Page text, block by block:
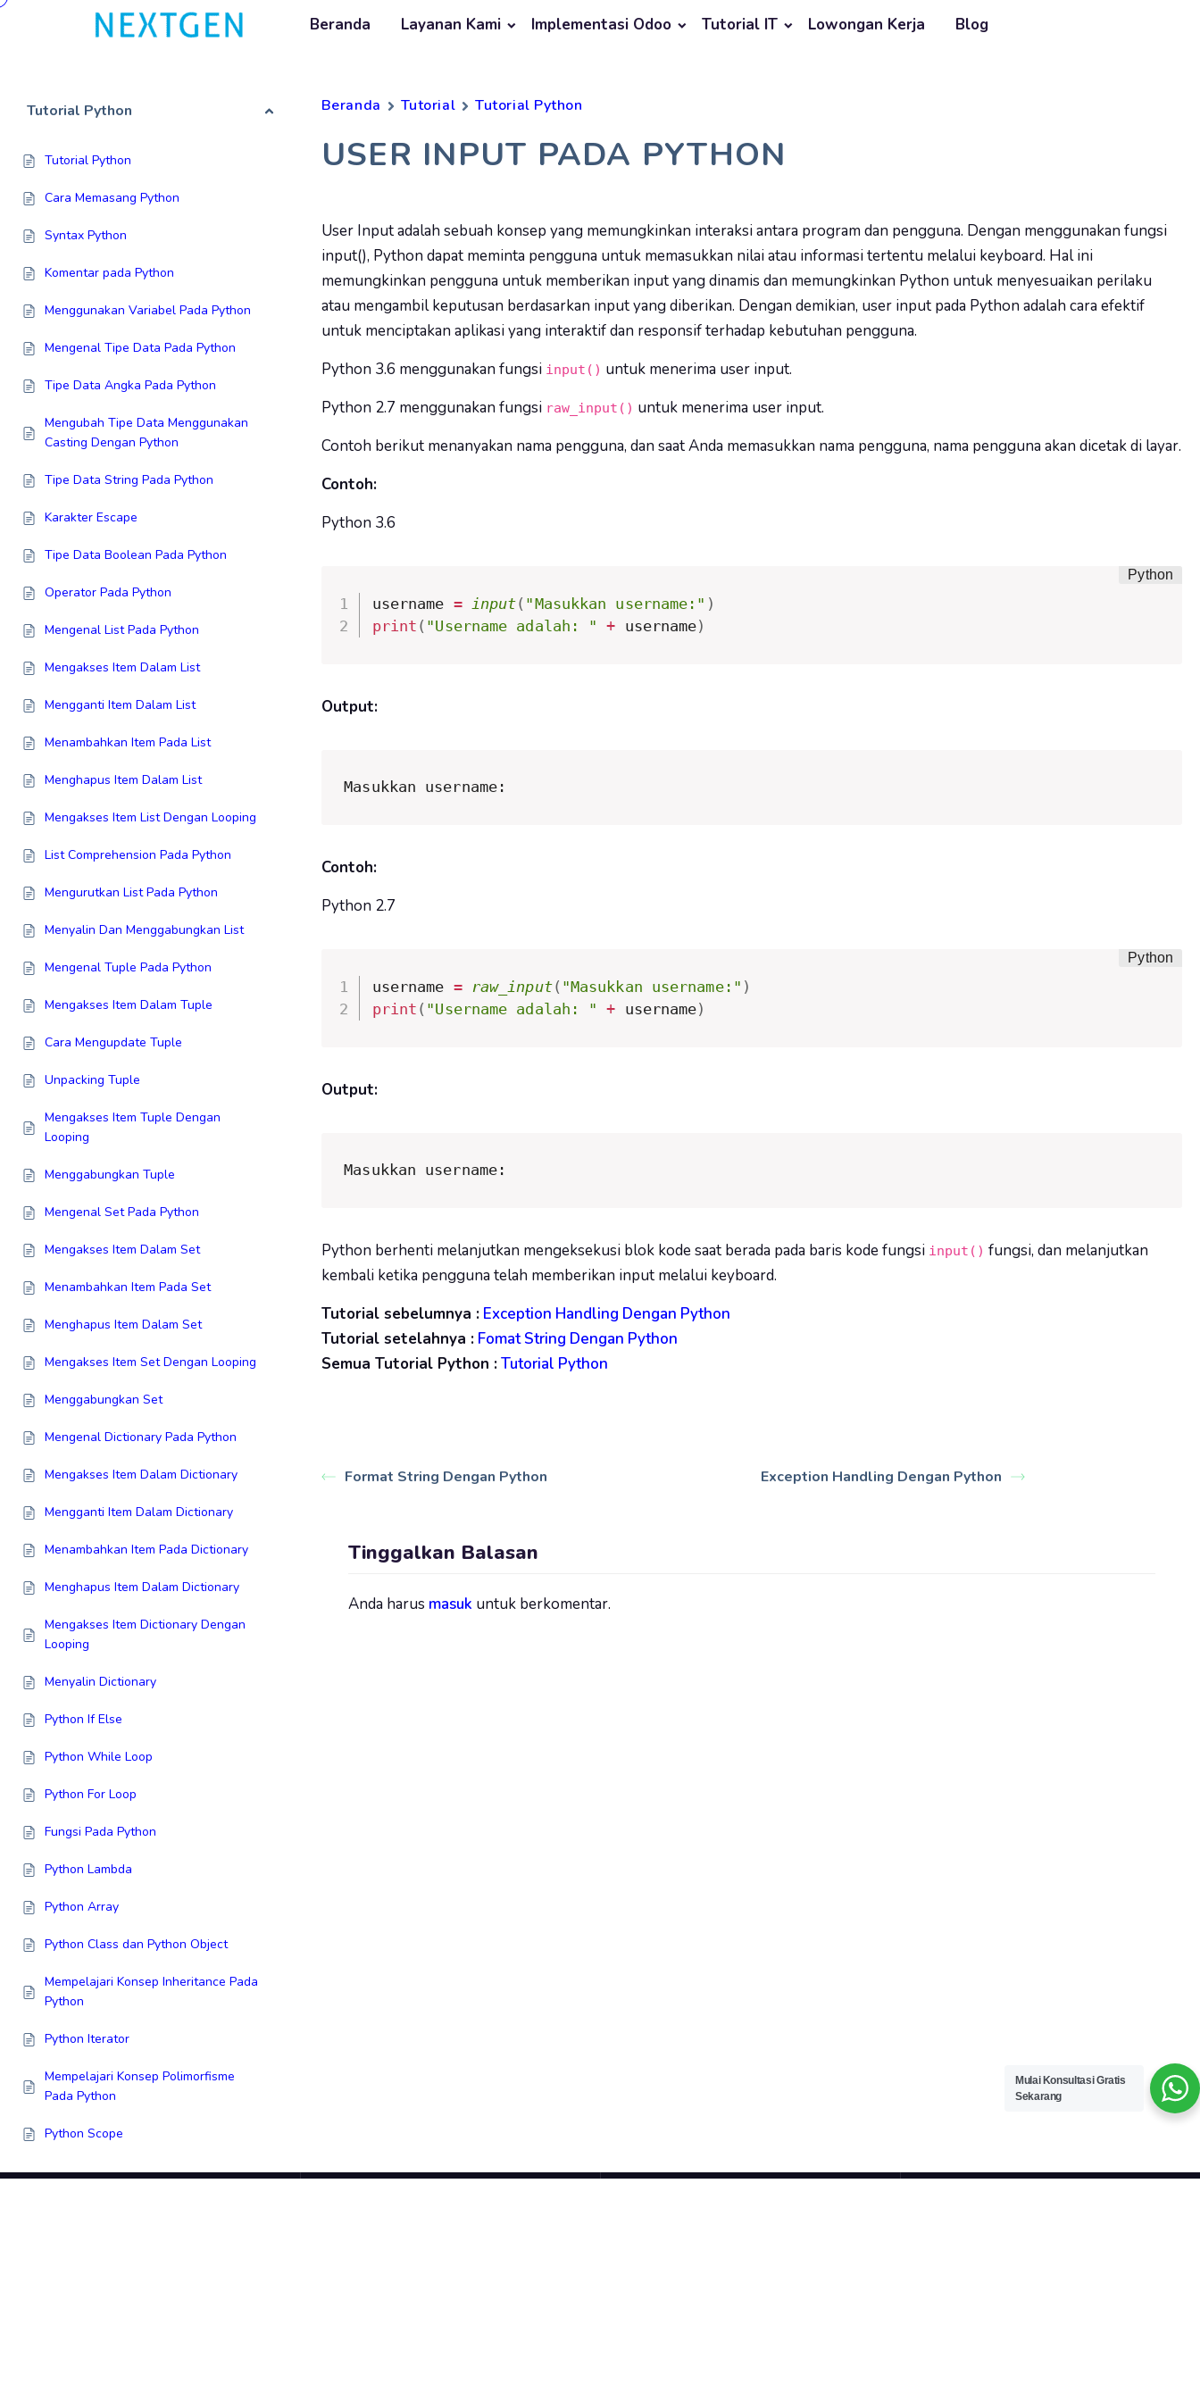
Beranda Layanan Kami Implementasi Odoo Tutorial IT Lowongan Kerja Blog
Tutorial Python
Tutorial Python
Cara Memasang Python
Syntax Python
Komentar pada Python
Menggunakan Variabel Pada Python
Mengenal Tipe Data Pada Python
Tipe Data Angka Pada Python
Mengubah Tipe Data Menggunakan
Casting Dengan Python
Tipe Data String Pada Python
Karakter Escape
Tipe Data Boolean Pada Python
Operator Pada Python
Mengenal List Pada Python
Mengakses Item Dalam List
Mengganti Item Dalam List
Menambahkan Item Pada List
Menghapus Item Dalam List
Mengakses Item List Dengan Looping
List Comprehension Pada Python
Mengurutkan List Pada Python
Menyalin Dan Menggabungkan List
Mengenal Tuple Pada Python
Mengakses Item Dalam Tuple
Cara Mengupdate Tuple
Unpacking Tuple
Mengakses Item Tuple Dengan
Looping
Menggabungkan Tuple
Mengenal Set Pada Python
Mengakses Item Dalam Set
Menambahkan Item Pada Set
Menghapus Item Dalam Set
Mengakses Item Set Dengan Looping
Menggabungkan Set
Mengenal Dictionary Pada Python
Mengakses Item Dalam Dictionary
Mengganti Item Dalam Dictionary
Menambahkan Item Pada Dictionary
Menghapus Item Dalam Dictionary
Mengakses Item Dictionary Dengan
Looping
Menyalin Dictionary
Python If Else
Python While Loop
Python For Loop
Fungsi Pada Python
Python Lambda
Python Array
Python Class dan Python Object
Mempelajari Konsep Inheritance Pada
Python
Python Iterator
Mempelajari Konsep Polimorfisme
Pada Python
Python Scope
Python Module
Beranda Tutorial Tutorial Python
USER INPUT PADA PYTHON
User Input adalah sebuah konsep yang memungkinkan interaksi antara program dan pengguna. Dengan menggunakan fungsi
input(), Python dapat meminta pengguna untuk memasukkan nilai atau informasi tertentu melalui keyboard. Hal ini
memungkinkan pengguna untuk memberikan input yang dinamis dan memungkinkan Python untuk menyesuaikan perilaku
atau mengambil keputusan berdasarkan input yang diberikan. Dengan demikian, user input pada Python adalah cara efektif
untuk menciptakan aplikasi yang interaktif dan responsif terhadap kebutuhan pengguna.
Python 3.6 menggunakan fungsi input() untuk menerima user input.
Python 2.7 menggunakan fungsi raw_input() untuk menerima user input.
Contoh berikut menanyakan nama pengguna, dan saat Anda memasukkan nama pengguna, nama pengguna akan dicetak di layar.
Contoh:
Python 3.6
username = input( "Masukkan username:" )
print ( "Username adalah: " + username)
Output:
Masukkan username:
Contoh:
Python 2.7
username = raw_input( "Masukkan username:" )
print ( "Username adalah: " + username)
Output:
Masukkan username:
Python berhenti melanjutkan mengeksekusi blok kode saat berada pada baris kode fungsi input() fungsi, dan melanjutkan
kembali ketika pengguna telah memberikan input melalui keyboard.
Tutorial sebelumnya : Exception Handling Dengan Python
Tutorial setelahnya : Fomat String Dengan Python
Semua Tutorial Python :Tutorial Python
Format String Dengan Python Exception Handling Dengan Python
Tinggalkan Balasan
Anda harus masuk untuk berkomentar.
Mulai Konsultasi Gratis
Sekarang